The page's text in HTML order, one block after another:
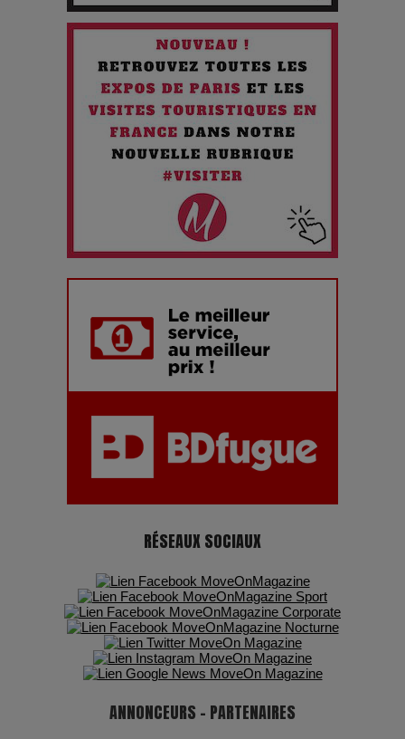
Chien 51 - Quand l’IA prend le pouvoir : une plongée dans un
Maïra Kerey, la “voix d’or du Kazakhstan”, célèbre ses 30
ans de carrière à la Salle Gaveau
Les dessous de la fast fashion : un désastre écologique en
7 Techniques Secrètes des Photographes de Stars
Adieu Jean-Pat : rire au bord du précipice
Pharaonic Festival 2025 : 10 ans d’électro sous les
montagnes, une fête à ne pas manquer
RÉSEAUX SOCIAUX
ANNONCEURS - PARTENAIRES